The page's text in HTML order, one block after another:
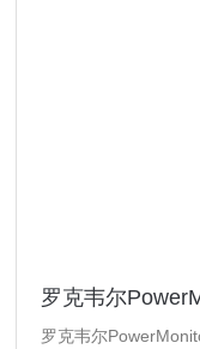
罗克韦尔
罗克韦尔